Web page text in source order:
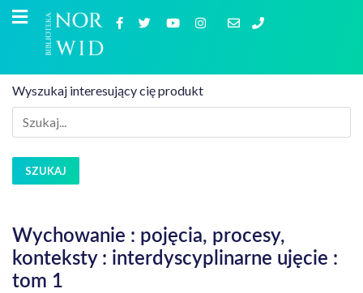
Wyszukaj interesujący cię produkt
SZUKAJ
Wychowanie : pojęcia, procesy,
konteksty : interdyscyplinarne ujęcie :
tom 1